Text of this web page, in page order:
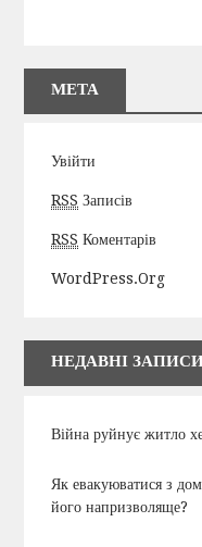
МЕТА
Увійти
RSS Записів
RSS Коментарів
WordPress.org
НЕДАВНІ
Війна руйнує житло
Як евакуюватися з
його напризволяще?